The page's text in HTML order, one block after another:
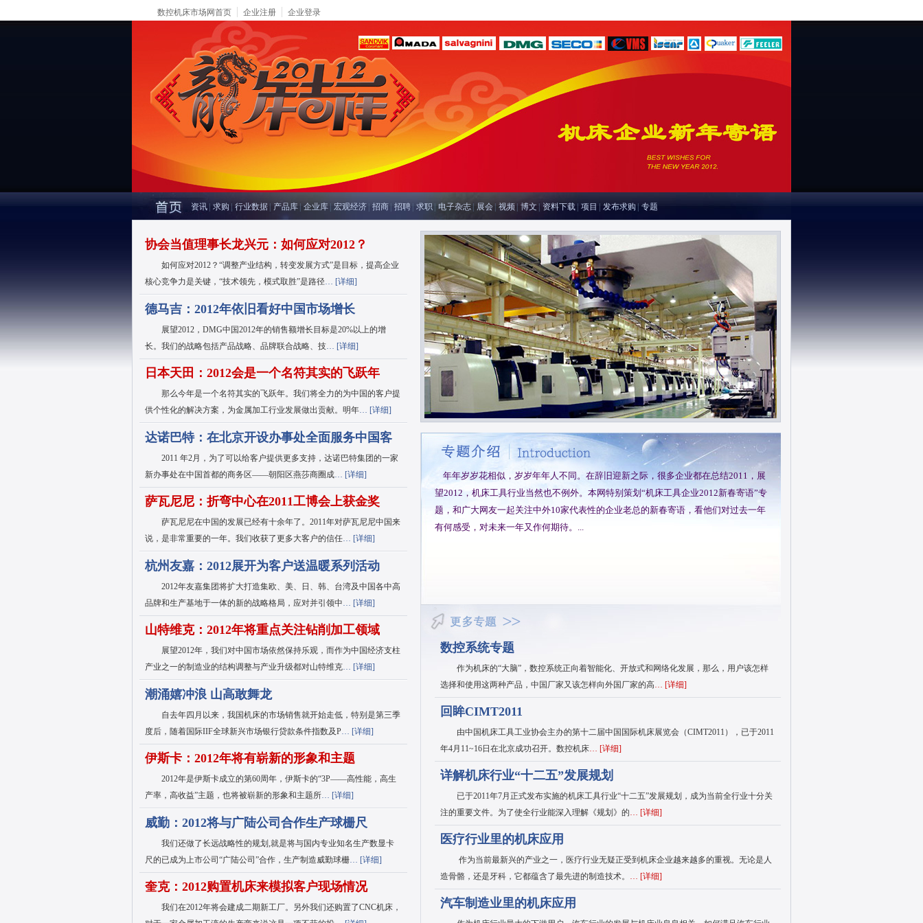
数控机床市场网首页 企业注册 企业登录
资讯 求购 行业数据 产品库 企业库 宏观经济 招商 招聘 求职 电子杂志 展会 视频 博文 资料下载 项目 发布求购 专题
协会当值理事长龙兴元：如何应对2012？
如何应对2012？“调整产业结构，转变发展方式”是目标，提高企业
核心竞争力是关键，“技术领先，模式取胜”是路径… [详细]
德马吉：2012年依旧看好中国市场增长
展望2012，DMG中国2012年的销售额增长目标是20%以上的增
长。我们的战略包括产品战略、品牌联合战略、技… [详细]
日本天田：2012会是一个名符其实的飞跃年
那么今年是一个名符其实的飞跃年。我们将全力的为中国的客户提
供个性化的解决方案，为金属加工行业发展做出贡献。明年… [详细]
达诺巴特：在北京开设办事处全面服务中国客
2011 年2月，为了可以给客户提供更多支持，达诺巴特集团的一家
新办事处在中国首都的商务区——朝阳区燕莎商圈成… [详细]
萨瓦尼尼：折弯中心在2011工博会上获金奖
萨瓦尼尼在中国的发展已经有十余年了。2011年对萨瓦尼尼中国来
说，是非常重要的一年。我们收获了更多大客户的信任… [详细]
杭州友嘉：2012展开为客户送温暖系列活动
2012年友嘉集团将扩大打造集欧、美、日、韩、台湾及中国各中高
品牌和生产基地于一体的新的战略格局，应对并引领中… [详细]
山特维克：2012年将重点关注钻削加工领域
展望2012年，我们对中国市场依然保持乐观，而作为中国经济支柱
产业之一的制造业的结构调整与产业升级都对山特维克… [详细]
潮涌嬉冲浪 山高敢舞龙
自去年四月以来，我国机床的市场销售就开始走低，特别是第三季
度后，随着国际IIF全球新兴市场银行贷款条件指数及P… [详细]
伊斯卡：2012年将有崭新的形象和主题
2012年是伊斯卡成立的第60周年，伊斯卡的“3P——高性能，高生
产率，高收益”主题，也将被崭新的形象和主题所… [详细]
威勤：2012将与广陆公司合作生产球栅尺
我们还做了长远战略性的规划,就是将与国内专业知名生产数显卡
尺的已成为上市公司“广陆公司”合作，生产制造威勤球栅… [详细]
奎克：2012购置机床来模拟客户现场情况
我们在2012年将会建成二期新工厂。另外我们还购置了CNC机床，
年年岁岁花相似，岁岁年年人不同。在辞旧迎新之际，很多企业都在总结2011，展
望2012，机床工具行业当然也不例外。本网特别策划“机床工具企业2012新春寄语”专
题，和广大网友一起关注中外10家代表性的企业老总的新春寄语，看他们对过去一年
有何感受，对未来一年又作何期待。...
数控系统专题
作为机床的“大脑”，数控系统正向着智能化、开放式和网络化发展，那么，用户该怎样
选择和使用这两种产品，中国厂家又该怎样向外国厂家的高… [详细]
回眸CIMT2011
由中国机床工具工业协会主办的第十二届中国国际机床展览会（CIMT2011），已于2011
年4月11~16日在北京成功召开。数控机床… [详细]
详解机床行业“十二五”发展规划
已于2011年7月正式发布实施的机床工具行业“十二五”发展规划，成为当前全行业十分关
注的重要文件。为了使全行业能深入理解《规划》的… [详细]
医疗行业里的机床应用
作为当前最新兴的产业之一，医疗行业无疑正受到机床企业越来越多的重视。无论是人
造骨骼，还是牙科，它都蕴含了最先进的制造技术。 … [详细]
汽车制造业里的机床应用